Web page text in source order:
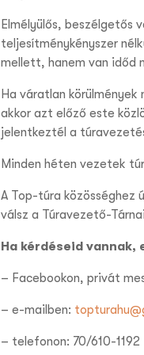
Elmélyülős, beszélgetős
teljesítménykényszer
mellett, hanem van időd
Ha váratlan
akkor azt előző este
jelentkeztél a
Minden héten vezetek
A Top-túra közösséghez
válsz a Túravezető-
Ha kérdéseid vannak,
– Facebookon, privát
– e-mailben:
– telefonon: 70/610-1192